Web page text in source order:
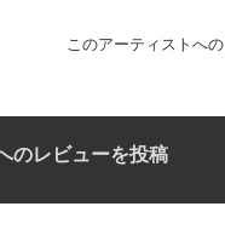
このアーティストへ
のレビューを投稿